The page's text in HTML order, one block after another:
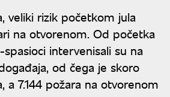
veliki rizik početkom jula
na otvorenom. Od početka
intervenisali su na
od čega je skoro
a 7.144 požara na otvorenom